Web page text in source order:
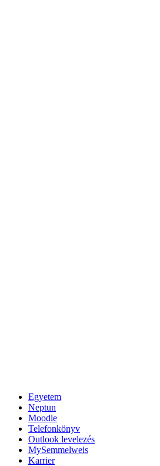
Egyetem
Neptun
Moodle
Telefonkönyv
Outlook levelezés
MySemmelweis
Karrier